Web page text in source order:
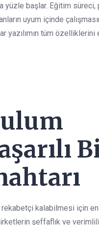
yüzle başlar. Eğitim
uyum içinde
yazılımın tüm
kalabilmesi için
şeffaflık ve